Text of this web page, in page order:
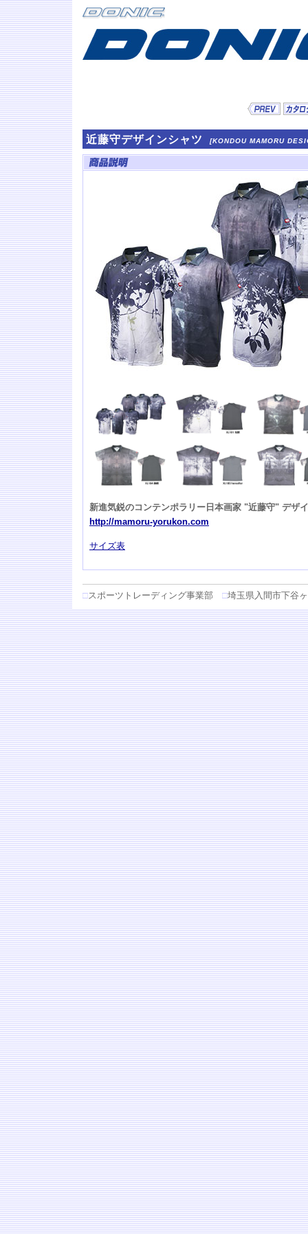
近藤守デザインシャツ [KONDOU MAMORU
新進気鋭のコンテンポラリー日本画家 "近藤守" デザ
http://mamoru-yorukon.com
サイズ表
□スポーツトレーディング事業部 □埼玉県入間市下谷